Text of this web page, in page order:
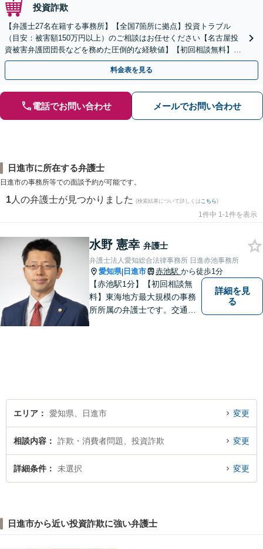
投資詐欺
【弁護士27名在籍する事務所】【全国7箇所に拠点】投資トラブル
（目安：被害額150万円以上）のご相談はお任せください【名古屋投
資被害弁護団団長などを務めた圧倒的な経験値】【初回相談無料】先
物取引、証券取引、仮想通貨、FX被害、マルチ商法など
料金表を見る
電話でお問い合わせ メールでお問い合わせ
日進市に所在する弁護士
日進市の事務所等での面談予約が可能です。
1 人の弁護士が見つかりました (検索結果について詳しくは こちら)
1件中 1-1件を表示
水野 憲幸 弁護士
弁護士法人愛知総合法律事務所 日進赤池事務所
愛知県| 日進市 赤池駅 から徒歩1分
【赤池駅1分】【初回相談無
料】東海地方最大規模の事務
所所属の弁護士です。交通事
詳細を見
る
エリア 愛知県、日進市 変更
相談内容 詐欺・消費者問題、投資詐欺 変更
詳細条件 未選択 変更
日進市から近い投資詐欺に強い弁護士